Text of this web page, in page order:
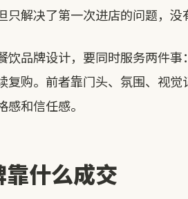
解决了第一次进店的问题，没
饮品牌设计，要同时服务两件事
复购。前者靠门头、氛围、视
和信任感。
什么成交